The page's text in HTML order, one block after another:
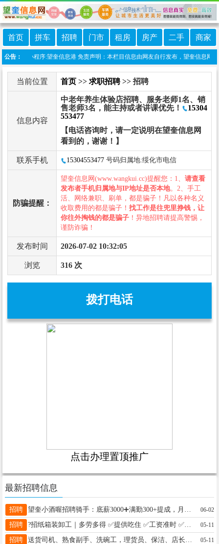
首页 拼车 招聘 门市 租房 房产 二手 商家
公告：
线微信小程序:望奎信息港 免责声明：本栏目信息由网友自行发布，望奎信息网
当前位置 首页 >> 求职招聘>> 招聘
信息内容
中老年养生体验店招聘、服务老师1名、销
售老师3名，能主持或者讲课优先！
15304
553477
【电话咨询时，请一定说明在望奎信息网
看到的，谢谢！】
联系手机 15304553477 号码归属地:绥化市电信
防骗提醒：
望奎信息网(www.wangkui.cc)提醒您：1、 请查看
发布者手机归属地与IP地址是否本地。2、手工
活、网络兼职、刷单，都是骗子！凡以各种名义
收取费用的都是骗子！ 找工作是往兜里挣钱，让
你往外掏钱的都是骗子 ！异地招聘请提高警惕，
谨防诈骗！
发布时间 2026-07-02 10:32:05
浏览 316 次
拨打电话
点击办理置顶推广
最新招聘信息
招聘 06-02
招聘 ?招纸箱装卸工｜多劳多得 ✅提供吃住 ✅工资准时 ✅长白班不累 地点哈尔滨双城区新兴开发区，提供夫妻间，淋浴，有意者速联：18646327333 05-11
招聘 05-11